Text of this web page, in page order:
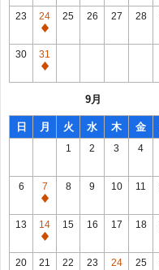
館
日
常
休
館
日
23
24
通
常
休
館
25 26 27 28
30
31
通
館
日
9月
日 月 火 水 木 金
1 2 3 4
6
7
通
常
休
館
8 9 10 11
13
14
通
常
15 16 17 18
20 21 22 23
24
25